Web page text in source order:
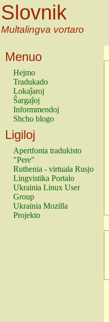
Slovnik
Multalingva vortaro
Menuo
Hejmo
Tradukado
Lokaĵaroj
Ŝargaĵoj
Informmendoj
Shcho blogo
Ligiloj
Apertfonta tradukisto
"Pere"
Ruthenia - virtuala Rusjo
Lingvistika Portalo
Ukrainia Linux User
Group
Ukrainia Mozilla
Projekto